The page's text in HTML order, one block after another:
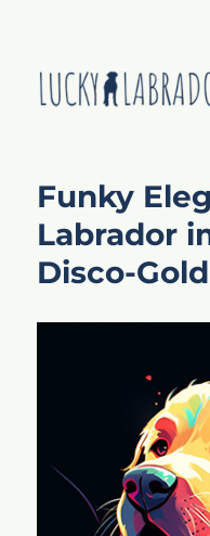
Funky
Labrador
Disco-